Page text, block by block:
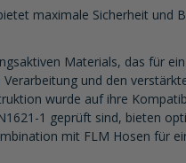
maximale Sicherheit und
Materials, das für
und den
wurde auf ihre
1 geprüft sind, bieten
mit FLM Hosen für